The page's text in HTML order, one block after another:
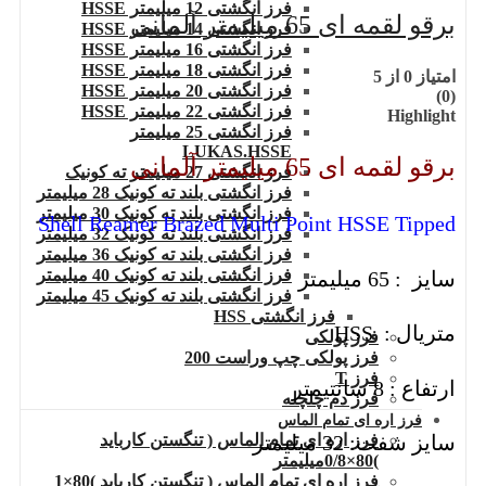
فرز انگشتی 12 میلیمتر HSSE
فرز انگشتی 14 میلیمتر HSSE
فرز انگشتی 16 میلیمتر HSSE
فرز انگشتی 18 میلیمتر HSSE
فرز انگشتی 20 میلیمتر HSSE
فرز انگشتی 22 میلیمتر HSSE
فرز انگشتی 25 میلیمتر
LUKAS.HSSE
فرز انگشتی 27 میلیمتر ته کونیک
فرز انگشتی بلند ته کونیک 28 میلیمتر
فرز انگشتی بلند ته کونیک 30 میلیمتر
فرز انگشتی بلند ته کونیک 32 میلیمتر
فرز انگشتی بلند ته کونیک 36 میلیمتر
فرز انگشتی بلند ته کونیک 40 میلیمتر
فرز انگشتی بلند ته کونیک 45 میلیمتر
فرز انگشتی HSS
فرز پولکی
فرز پولکی چپ وراست 200
فرز T
فرز دم چلچله
فرز اره ای تمام الماس
فرز اره ای تمام الماس ( تنگستن کارباید
)80×0/8میلیمتر
فرز اره ای تمام الماس ( تنگستن کارباید )80×1
برقو لقمه ای 65 میلیمتر آلمانی
امتیاز 0 از 5
(0)
Highlight
برقو لقمه ای 65 میلیمتر آلمانی
Shell Reamer Brazed Multi Point HSSE Tipped
سایز : 65 میلیمتر
متریال : HSS
ارتفاع : 8 سانتیمتر
سایز شفت: 32 میلیمتر